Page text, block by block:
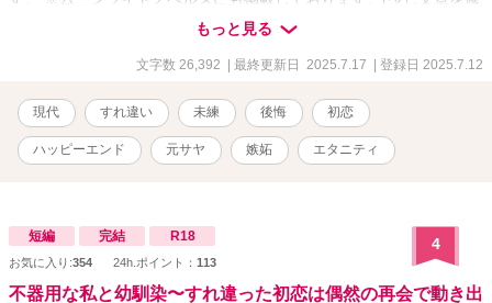
正したものをこちらに載せてます) ※2〜3万字程度のお話ですので、
サラッと読んでいただけたらなと思います！
もっと見る
文字数 26,392 | 最終更新日 2025.7.17 | 登録日 2025.7.12
現代 すれ違い 未練 後悔 初恋
ハッピーエンド 元サヤ 嫉妬 エタニティ
短編 完結 R18
お気に入り:354 24h.ポイント： 113
4
不器用な私と幼馴染〜すれ違った初恋は偶然の再会で動き出